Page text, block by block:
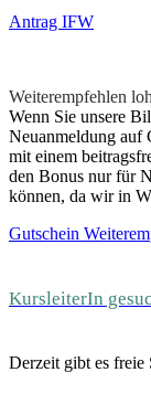
Antrag IFW
Weiterempfehlen
Wenn Sie unsere
Neuanmeldung auf
mit einem
den Bonus nur für
können, da wir in
Gutschein
KursleiterIn
Derzeit gibt es